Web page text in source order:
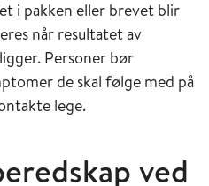
i pakken eller brevet blir
når resultatet av
Personer bør
de skal følge med på
lege.
ved